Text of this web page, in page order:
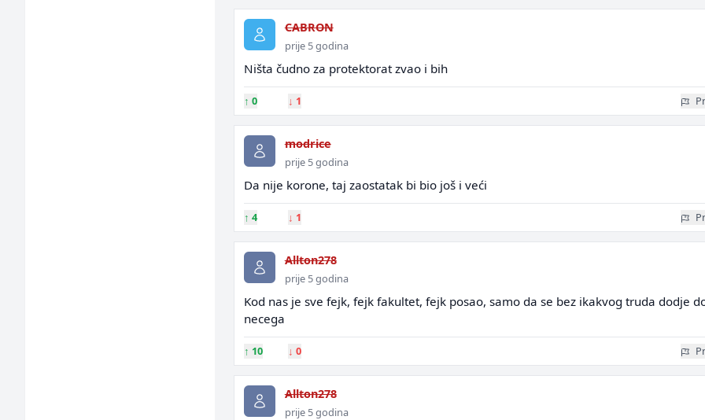
CABRON
prije 5 godina
Ništa čudno za protektorat zvao i bih
↑ 0 ↓ 1
modrice
prije 5 godina
Da nije korone, taj zaostatak bi bio još i veći
↑ 4 ↓ 1
Allton278
prije 5 godina
Kod nas je sve fejk, fejk fakultet, fejk posao, samo da se bez ikakvog truda dodje
necega
↑ 10 ↓ 0
Allton278
prije 5 godina